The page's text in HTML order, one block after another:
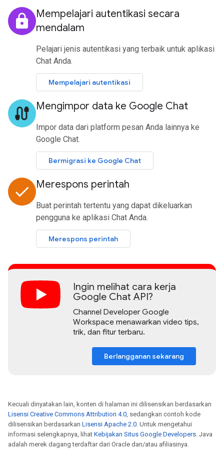
lock
Mempelajari autentikasi secara
mendalam
Pelajari jenis autentikasi yang terbaik untuk aplikasi
Chat Anda.
Mempelajari autentikasi
cable Mengimpor data ke Google Chat
Impor data dari platform pesan Anda lainnya ke
Google Chat.
Bermigrasi ke Google Chat
done Merespons perintah
Buat perintah tertentu yang dapat dikeluarkan
pengguna ke aplikasi Chat Anda.
Merespons perintah
Ingin melihat cara kerja
Google Chat API?
Channel Developer Google
Workspace menawarkan video tips,
trik, dan fitur terbaru.
Berlangganan sekarang
Kecuali dinyatakan lain, konten di halaman ini dilisensikan berdasarkan
Lisensi Creative Commons Attribution 4.0 , sedangkan contoh kode
dilisensikan berdasarkan Lisensi Apache 2.0 . Untuk mengetahui
informasi selengkapnya, lihat Kebijakan Situs Google Developers . Java
adalah merek dagang terdaftar dari Oracle dan/atau afiliasinya.